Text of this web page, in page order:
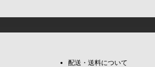
配送・送料について